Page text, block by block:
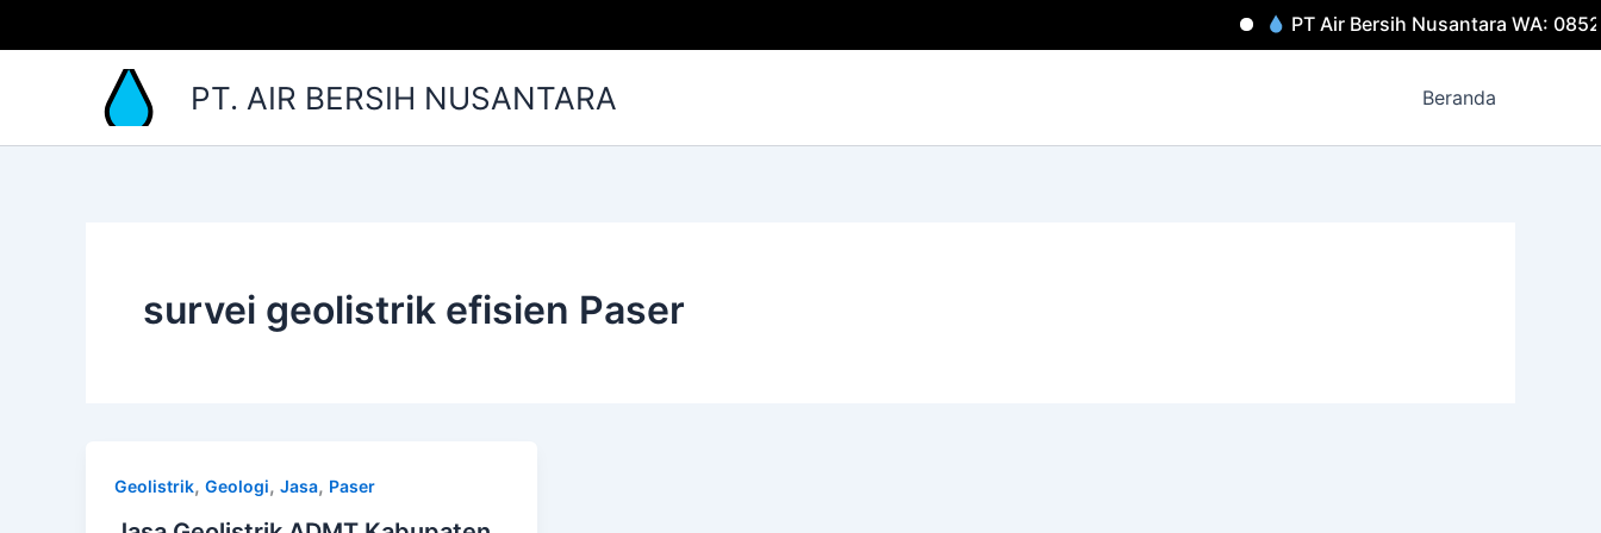
PT Air Bersih Nusantara WA:
ke
PT. AIR BERSIH NUSANTARA Beranda
survei geolistrik efisien Paser
Geolistrik, Geologi, Jasa, Paser